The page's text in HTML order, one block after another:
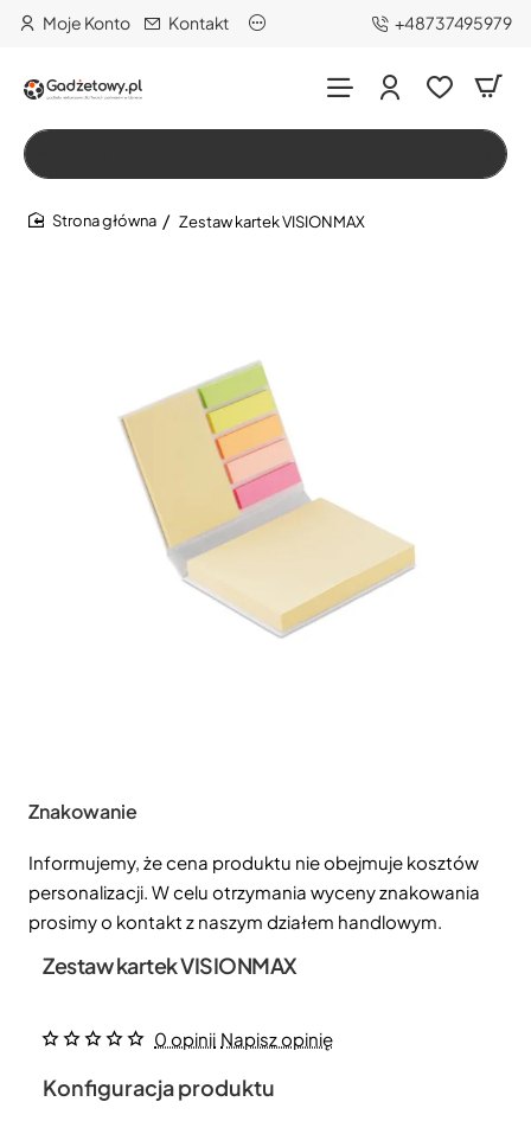
Moje Konto Kontakt +48737495979
Szukaj…
Zestaw kartek VISIONMAX
Znakowanie
Informujemy, że cena produktu nie obejmuje kosztów
personalizacji. W celu otrzymania wyceny znakowania
prosimy o kontakt z naszym działem handlowym.
Zestaw kartek VISIONMAX
0 opinii Napisz opinię
Konfiguracja produktu